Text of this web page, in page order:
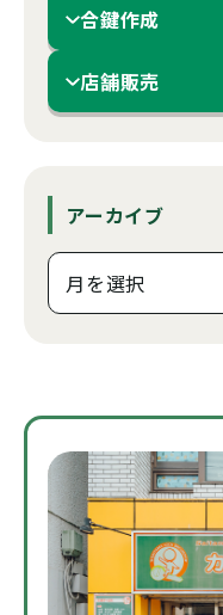
合鍵作成
店舗販売
アーカイブ